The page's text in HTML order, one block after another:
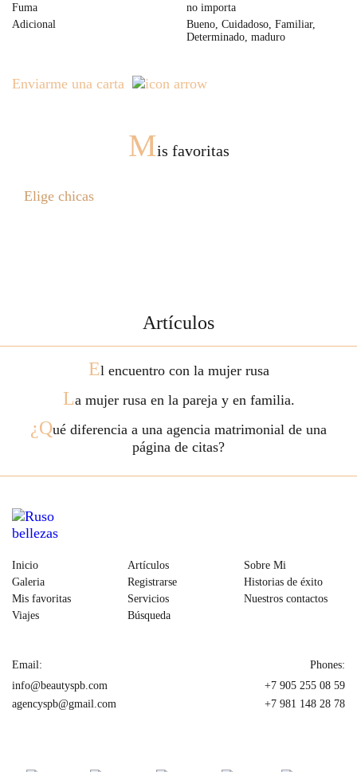
Fuma
no importa
Adicional
Bueno, Cuidadoso, Familiar,
Determinado, maduro
Enviarme una carta
Mis favoritas
Elige chicas
Artículos
El encuentro con la mujer rusa
La mujer rusa en la pareja y en familia.
¿Qué diferencia a una agencia matrimonial de una
página de citas?
Inicio
Galeria
Mis favoritas
Viajes
Artículos
Registrarse
Servicios
Búsqueda
Sobre Mi
Historias de éxito
Nuestros contactos
Email:
info@beautyspb.com
agencyspb@gmail.com
Phones:
+7 905 255 08 59
+7 981 148 28 78